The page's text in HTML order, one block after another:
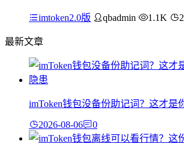
imtoken2.0版 qbadmin 1.1K
最新文章
imToken钱包没备份助记词？这才是
2026-08-06 0